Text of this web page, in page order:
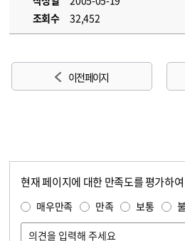
조회수
32,452
이전 페이지
현재 페이지에 대한 만족도를 평가하
매우만족 만족 보통